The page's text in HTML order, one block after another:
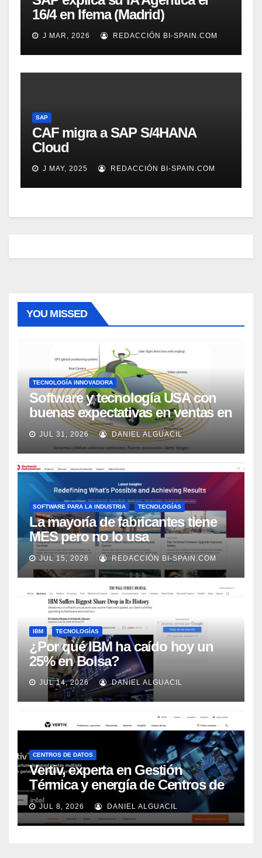
16/4 en Ifema (Madrid)
J MAR, 2026 REDACCIÓN BI-SPAIN.COM
SAP
CAF migra a SAP S/4HANA
Cloud
J MAY, 2025 REDACCIÓN BI-SPAIN.COM
YOU MISSED
TECNOLOGÍA INNOVADORA
Software y tecnología USA con
buenas expectativas en ventas en
los próximos 2 años, según
Market Watch
JUL 31, 2026 DANIEL ALGUACIL
SOFTWARE PARA LA INDUSTRIA TECNOLOGÍAS
La mayoría de fabricantes tiene
MES pero no lo usa
adecuadamente, según Rockwell
Automation
JUL 15, 2026 REDACCIÓN BI-SPAIN.COM
IBM TECNOLOGÍAS
¿Por qué IBM ha caído hoy un
25% en Bolsa?
JUL 14, 2026 DANIEL ALGUACIL
CENTROS DE DATOS
Vertiv, experta en Gestión
Térmica y energía de Centros de
Datos, sigue su crecimiento
imparable
JUL 8, 2026 DANIEL ALGUACIL